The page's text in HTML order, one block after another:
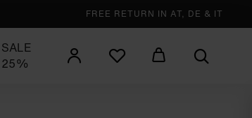
FREE RETURN IN AT, DE & IT
SALE
25%